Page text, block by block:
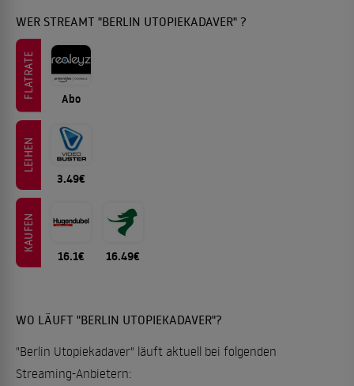
WER STREAMT "BERLIN UTOPIEKADAVER" ?
FLATRATE Abo
LEIHEN
3.49€
KAUFEN
16.1€ 16.49€
WO LÄUFT "BERLIN UTOPIEKADAVER"?
"Berlin Utopiekadaver" läuft aktuell bei folgenden
Streaming-Anbietern: